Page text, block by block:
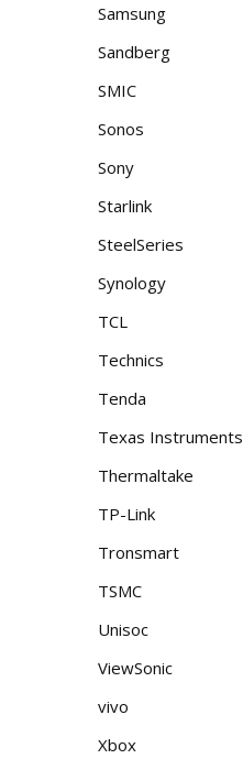
Samsung
Sandberg
SMIC
Sonos
Sony
Starlink
SteelSeries
Synology
TCL
Technics
Tenda
Texas Instruments
Thermaltake
TP-Link
Tronsmart
TSMC
Unisoc
ViewSonic
vivo
Xbox